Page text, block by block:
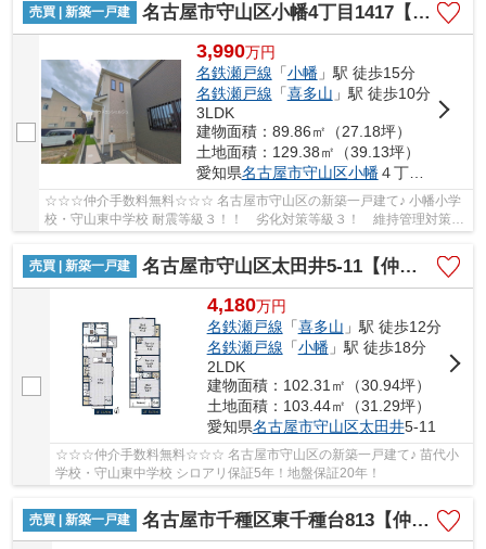
売買 | 新築一戸建 名古屋市守山区小幡4丁目1417【仲介手数料無料】新築一戸建て C号棟
3,990万円
名鉄瀬戸線 「小幡」駅 徒歩15分
名鉄瀬戸線 「喜多山 」駅 徒歩10分
3LDK
建物面積：89.86㎡（27.18坪）
土地面積：129.38㎡（39.13坪）
愛知県名古屋市守山区小幡４丁目1417
☆☆☆仲介手数料無料☆☆☆ 名古屋市守山区の新築一戸建て♪ 小幡小学
校・守山東中学校 耐震等級３！！ 劣化対策等級３！ 維持管理対策等
級３！！ フラット３５ｓ適用可能！！
売買 | 新築一戸建
名古屋市守山区太田井5-11【仲介手数料無料】新築一戸建て
4,180万円
名鉄瀬戸線 「喜多山 」駅 徒歩12分
名鉄瀬戸線 「小幡」駅 徒歩18分
2LDK
建物面積：102.31㎡（30.94坪）
土地面積：103.44㎡（31.29坪）
愛知県名古屋市守山区太田井5-11
☆☆☆仲介手数料無料☆☆☆ 名古屋市守山区の新築一戸建て♪ 苗代小
学校・守山東中学校 シロアリ保証5年！地盤保証20年！
売買 | 新築一戸建 名古屋市千種区東千種台813【仲介手数料無料】新築一戸建て